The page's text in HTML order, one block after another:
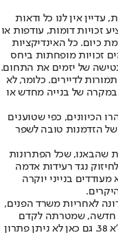
אין לנו כל ודאות
זכויות דומות, עודפות או
כיום. כל האינדיקציות
לתמ"א 38 תציע ליזמים זכויות מופחתות ביחס
של יזמים את התחום.
לדיירים. כלומר, לא
של בנייה מחדש או
הכיוונים, כפי שטוענים
של הזדמנות טובה לשפר
שהבאנו, שכל הפתרונות
נגד רעידות אדמה
בנייני יוקרה
לאחריות משרד הפנים,
חקיקה חדשה, שמטרתה לקדם
חיזוק בניינים נגד רעידות אדמה כתחליף לתמ"א 38. גם כאן לא ניתן פתרון